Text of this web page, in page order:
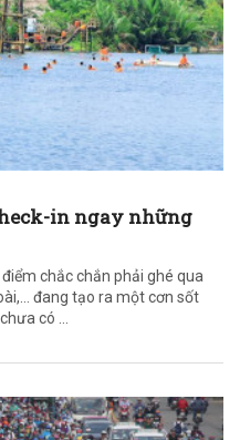
in ngay những
chắc chắn phải ghé qua
đang tạo ra một cơn sốt
có ...